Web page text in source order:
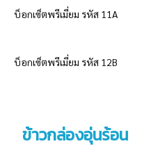
บ็อกเซ็ตพรีเมี่ยม รหัส 11A
บ็อกเซ็ตพรีเมี่ยม รหัส 12B
ข้าวกล่องอุ่นร้อน